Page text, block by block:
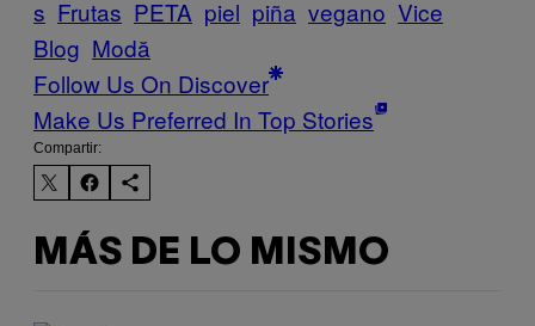
s Frutas PETA piel piña vegano Vice
Blog Μodă
Follow Us On Discover
Make Us Preferred In Top Stories
Compartir:
MÁS DE LO MISMO